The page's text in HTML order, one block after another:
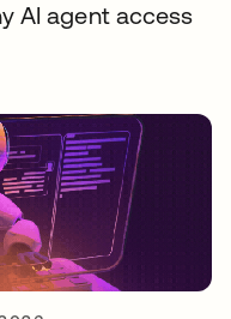
AI agent access